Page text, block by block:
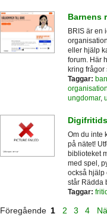
Barnens
BRIS är en
eller hjälp
forum. Här
kring
Taggar:
ungdomar,
Digifritids
Om du inte
på nätet!
biblioteket
med spel,
också hjälp
står Rädda
Taggar:
Föregående 1 2 3 4